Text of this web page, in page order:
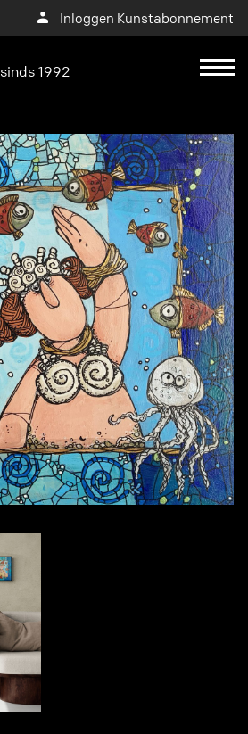
Inloggen Kunstabonnement
sinds 1992